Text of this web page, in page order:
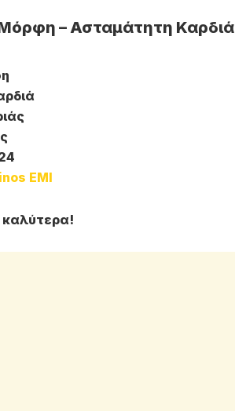
Μόρφη – Ασταμάτητη Καρδιά
EMI